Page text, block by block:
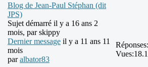
Blog de Jean-Paul Stéphan (dit
JPS)
Sujet démarré il y a 16 ans 2
mois, parskippy
Dernier message il y a 11 ans 11
mois
paralbator83
Réponses:
Vues: